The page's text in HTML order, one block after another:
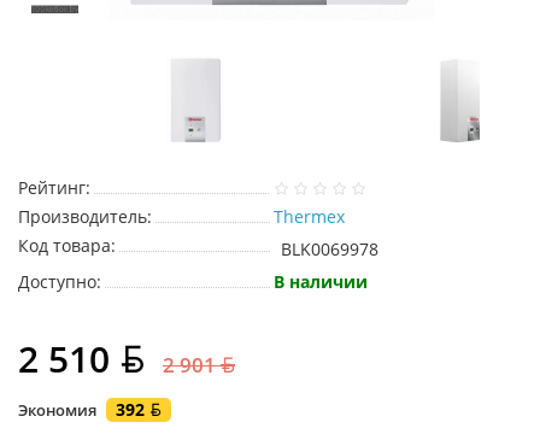
Рейтинг:
Производитель:
Thermex
Код товара:
BLK0069978
Доступно:
В наличии
2 510 2 901
Экономия 392